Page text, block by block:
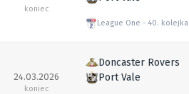
koniec
League One 40. kolejka
24.03.2026
koniec
Doncaster Rovers
Port Vale